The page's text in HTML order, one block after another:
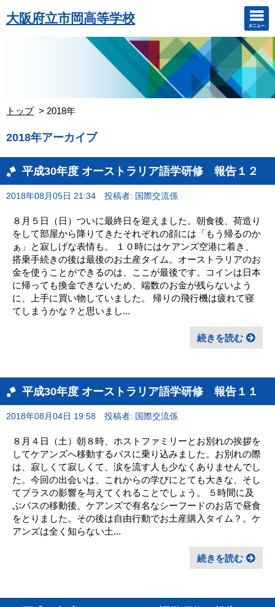
大阪府立市岡高等学校
トップ 2018年
2018年アーカイブ
平成30年度 オーストラリア語学研修 報告１２
2018年08月05日 21:34 投稿者: 国際交流係
８月５日（日）ついに最終日を迎えました。朝食後、荷造り
をして部屋から降りてきたそれぞれの顔には「もう帰るのか
ぁ」と寂しげな表情も。 １０時にはケアンズ空港に着き、
搭乗手続きの後は最後のお土産タイム。オーストラリアのお
金を使うことができるのは、ここが最後です。コインは日本
に帰っても換金できないため、端数のお金が残らないよう
に、上手に買い物していました。 帰りの飛行機は疲れて寝
てしまうかな？と思いまし...
続きを読む
平成30年度 オーストラリア語学研修 報告１１
2018年08月04日 19:58 投稿者: 国際交流係
８月４日（土）朝８時、ホストファミリーとお別れの挨拶を
してケアンズへ移動するバスに乗り込みました。お別れの際
は、寂しくて寂しくて、涙を流す人も少なくありませんでし
た。今回の出会いは、これからの学びにとても大きな、そし
てプラスの影響を与えてくれることでしょう。 ５時間に及
ぶバスの移動後、ケアンズで有名なシーフードのお店で昼食
をとりました。その後は自由行動でお土産購入タイム？。ケ
アンズは全く知らない土...
続きを読む